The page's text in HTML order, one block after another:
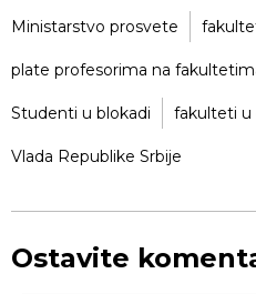
Ministarstvo prosvete
plate profesorima na
Studenti u blokadi fakulteti u
Vlada Republike Srbije
Ostavite